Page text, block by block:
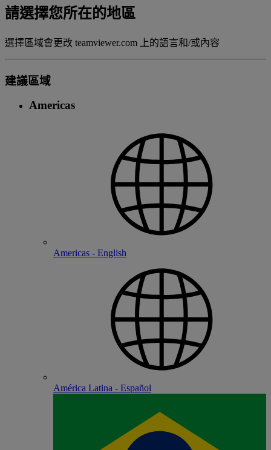
請選擇您所在的地區
選擇區域會更改 teamviewer.com 上的語言和/或內容
建議區域
Americas
Americas - English
América Latina - Español